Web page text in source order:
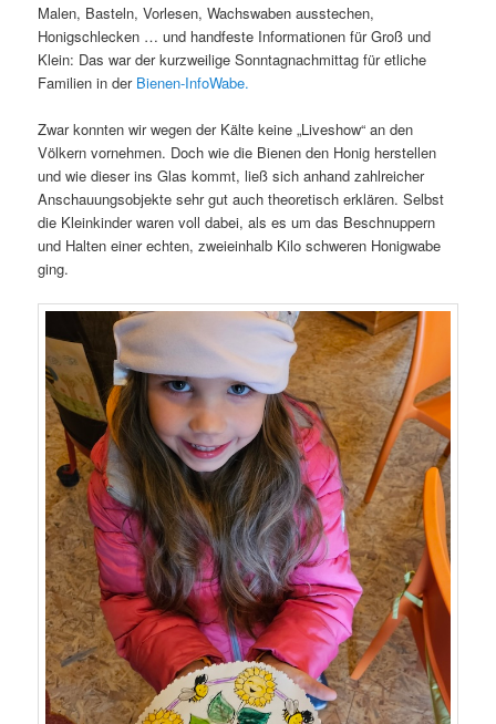
Malen, Basteln, Vorlesen, Wachswaben ausstechen,
Honigschlecken … und handfeste Informationen für Groß und
Klein: Das war der kurzweilige Sonntagnachmittag für etliche
Familien in der Bienen-InfoWabe.
Zwar konnten wir wegen der Kälte keine „Liveshow“ an den
Völkern vornehmen. Doch wie die Bienen den Honig herstellen
und wie dieser ins Glas kommt, ließ sich anhand zahlreicher
Anschauungsobjekte sehr gut auch theoretisch erklären. Selbst
die Kleinkinder waren voll dabei, als es um das Beschnuppern
und Halten einer echten, zweieinhalb Kilo schweren Honigwabe
ging.